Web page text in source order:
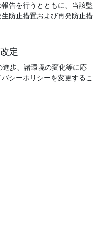
告を行うとともに、当該監
防止措置および再発防止措
定
歩、諸環境の変化等に応
シーポリシーを変更するこ